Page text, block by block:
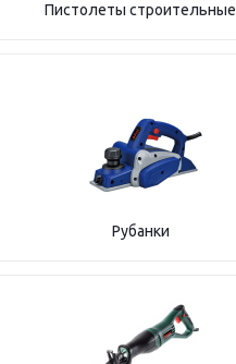
Пистолеты строительные
Рубанки